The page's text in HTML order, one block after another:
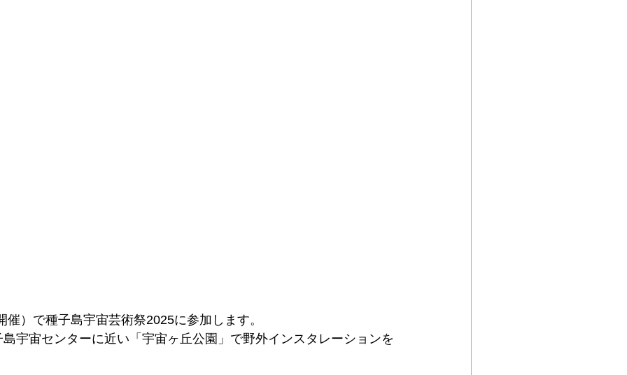
催）で種子島宇宙芸術祭2025に参加します。
宇宙センターに近い「宇宙ヶ丘公園」で野外インスタレーションを